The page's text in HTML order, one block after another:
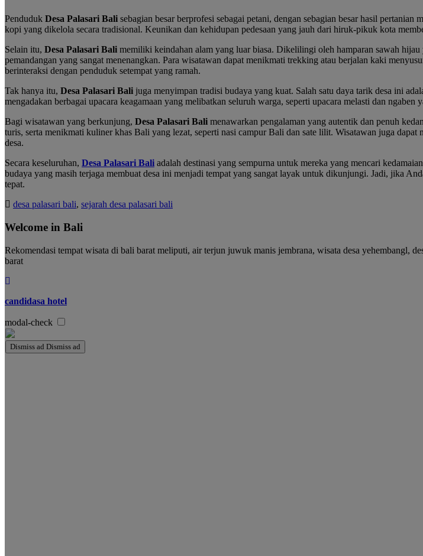
Penduduk Desa Palasari Bali sebagian besar berprofesi sebagai petani, dengan sebagian besar hasil
kopi yang dikelola secara tradisional. Keunikan dan kehidupan pedesaan yang jauh dari hiruk-pikuk kota
Selain itu, Desa Palasari Bali memiliki keindahan alam yang luar biasa. Dikelilingi oleh hamparan sawah
pemandangan yang sangat menenangkan. Para wisatawan dapat menikmati trekking atau berjalan kaki
berinteraksi dengan penduduk setempat yang ramah.
Tak hanya itu, Desa Palasari Bali juga menyimpan tradisi budaya yang kuat. Salah satu daya tarik desa ini
mengadakan berbagai upacara keagamaan yang melibatkan seluruh warga, seperti upacara melasti dan
Bagi wisatawan yang berkunjung, Desa Palasari Bali menawarkan pengalaman yang autentik dan penuh
turis, serta menikmati kuliner khas Bali yang lezat, seperti nasi campur Bali dan sate lilit. Wisatawan juga
desa.
Secara keseluruhan, Desa Palasari Bali adalah destinasi yang sempurna untuk mereka yang mencari
budaya yang masih terjaga membuat desa ini menjadi tempat yang sangat layak untuk dikunjungi. Jadi, jika
tepat.
desa palasari bali, sejarah desa palasari bali
Welcome in Bali
Rekomendasi tempat wisata di bali barat meliputi, air terjun juwuk manis jembrana, wisata desa yehembangl,
barat
candidasa hotel
modal-check
Dismiss ad Dismiss ad